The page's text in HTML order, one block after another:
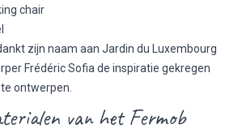
chair
zijn naam aan Jardin du Luxembourg
Frédéric Sofia de inspiratie gekregen
ontwerpen.
van het Fermob